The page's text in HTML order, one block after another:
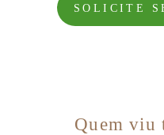
SOLICITE
Quem viu